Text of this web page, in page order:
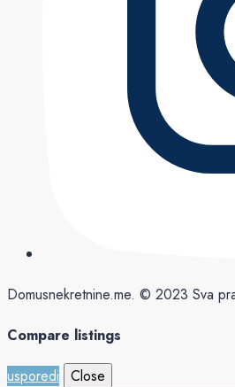
Domusnekretnine.me. © 2023 Sva
Compare listings
usporedi
Close